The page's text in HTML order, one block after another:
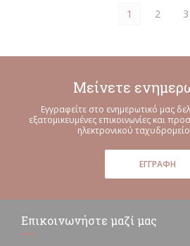
1 2 3
Μείνετε
Εγγραφείτε στο ενημερωτικό μας
εξατομικευμένες επικοινωνίες και
ηλεκτρονικού
ΕΓΓΡΑΦΉ
Επικοινωνήστε μαζί μας